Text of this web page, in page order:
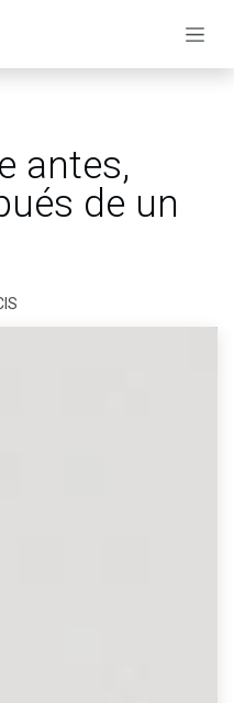
antes,
de un